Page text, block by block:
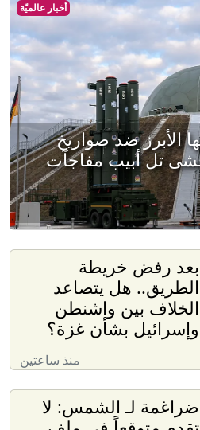
أخبار عالميّة
الأبرز ضد صواريخ
تل أبيب مفاجآت
بعد رفض خريطة
الطريق.. هل يتصاعد
الخلاف بين واشنطن
وإسرائيل بشأن غزة؟
منذ ساعتين
ضراغمة لـ الشمس: لا